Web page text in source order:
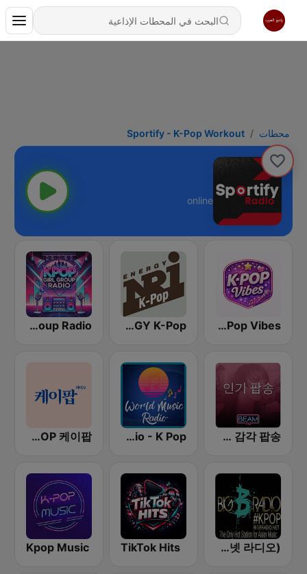
محطات Sportify - K-Pop Workout
online
K-Pop Vibes
ENERGY K-Pop
Kpop Girl Group Radio
Beam FM - 취향저격 감각 팝송
World Music Radio - K Pop
BOX : K-POP 케이팝
Big B Radio - KPOP(인터넷 라디오)
TikTok Hits
Kpop Music